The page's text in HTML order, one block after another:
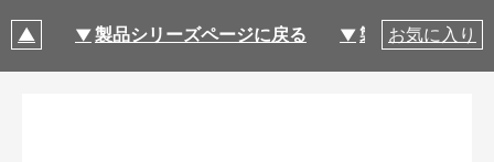
製品シリーズページに戻る 製品仕様
お気に入り